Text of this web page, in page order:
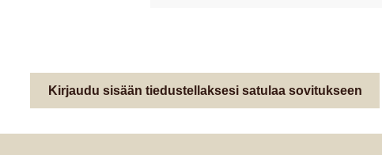
Kirjaudu sisään tiedustellaksesi satulaa sovitukseen